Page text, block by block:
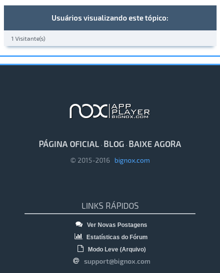
Usuários visualizando este tópico:
1 Visitante(s)
PÁGINA OFICIAL · BLOG · BAIXE AGORA
© 2015-2016 bignox.com
LINKS RÁPIDOS
Ver Novas Postagens
Estatísticas do Fórum
Modo Leve (Arquivo)
support@bignox.com